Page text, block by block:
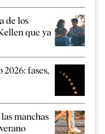
de los
que ya
fases,
manchas